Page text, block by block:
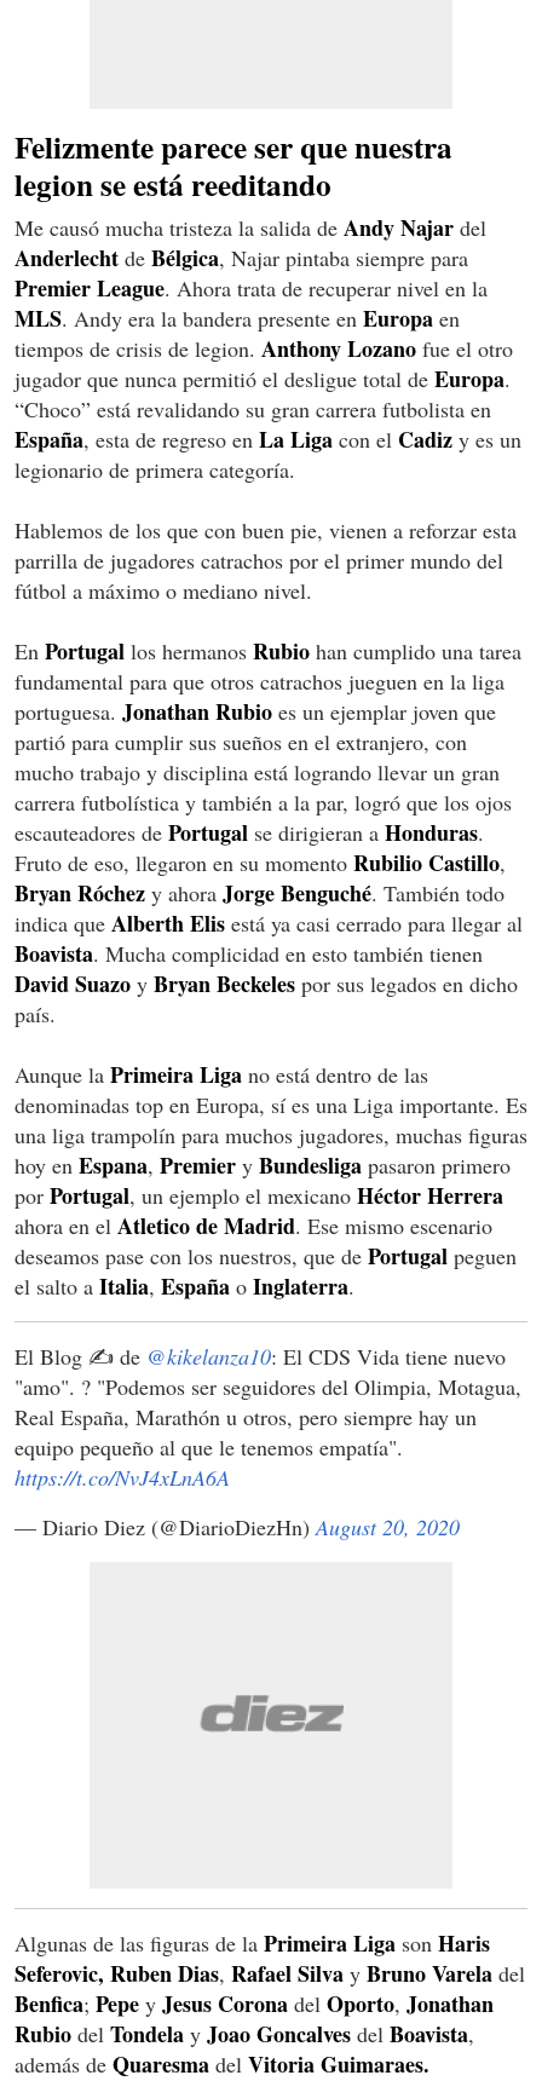
Felizmente parece ser que nuestra
legion se está reeditando
Me causó mucha tristeza la salida de Andy Najar del
Anderlecht de Bélgica, Najar pintaba siempre para
Premier League. Ahora trata de recuperar nivel en la
MLS. Andy era la bandera presente en Europa en
tiempos de crisis de legion. Anthony Lozano fue el otro
jugador que nunca permitió el desligue total de Europa.
“Choco” está revalidando su gran carrera futbolista en
España, esta de regreso en La Liga con el Cadiz y es un
legionario de primera categoría.
Hablemos de los que con buen pie, vienen a reforzar esta
parrilla de jugadores catrachos por el primer mundo del
fútbol a máximo o mediano nivel.
En Portugal los hermanos Rubio han cumplido una tarea
fundamental para que otros catrachos jueguen en la liga
portuguesa. Jonathan Rubio es un ejemplar joven que
partió para cumplir sus sueños en el extranjero, con
mucho trabajo y disciplina está logrando llevar un gran
carrera futbolística y también a la par, logró que los ojos
escauteadores de Portugal se dirigieran a Honduras.
Fruto de eso, llegaron en su momento Rubilio Castillo,
Bryan Róchez y ahora Jorge Benguché. También todo
indica que Alberth Elis está ya casi cerrado para llegar al
Boavista. Mucha complicidad en esto también tienen
David Suazo y Bryan Beckeles por sus legados en dicho
país.
Aunque la Primeira Liga no está dentro de las
denominadas top en Europa, sí es una Liga importante. Es
una liga trampolín para muchos jugadores, muchas figuras
hoy en Espana, Premier y Bundesliga pasaron primero
por Portugal, un ejemplo el mexicano Héctor Herrera
ahora en el Atletico de Madrid. Ese mismo escenario
deseamos pase con los nuestros, que de Portugal peguen
el salto a Italia, España o Inglaterra.
El Blog ✍️ de @kikelanza10: El CDS Vida tiene nuevo
"amo". ?️ "Podemos ser seguidores del Olimpia, Motagua,
Real España, Marathón u otros, pero siempre hay un
equipo pequeño al que le tenemos empatía".
https://t.co/NvJ4xLnA6A
— Diario Diez (@DiarioDiezHn)August 20, 2020
Algunas de las figuras de la Primeira Liga son Haris
Seferovic, Ruben Dias, Rafael Silva y Bruno Varela del
Benfica; Pepe y Jesus Corona del Oporto, Jonathan
Rubio del Tondela y Joao Goncalves del Boavista,
además de Quaresma del Vitoria Guimaraes.